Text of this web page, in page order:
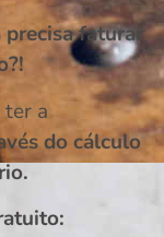
faturar
ter a
do cálculo